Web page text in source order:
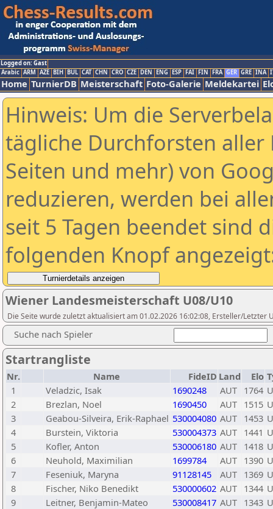
Logged on: Gast
Arabic ARM AZE BIH BUL CAT CHN CRO CZE DEN ENG ESP FAI FIN FRA GER GRE INA
Home TurnierDB Meisterschaft Foto-Galerie Meldekartei
Hinweis: Um die
tägliche Durchforsten aller
Seiten und mehr) von
reduzieren, werden bei
seit 5 Tagen beendet sind
folgenden Knopf
Wiener Landesmeisterschaft U08/U10
Die Seite wurde zuletzt aktualisiert am 01.02.2026 16:02:08, Ersteller/Letzter
Suche nach Spieler
Startrangliste
Nr. Name FideID Land Elo
1
Veladzic, Isak 1690248 AUT 1764
2
Brezlan, Noel 1690450 AUT 1515
3
Geabou-Silveira, Erik-Raphael 530004080 AUT 1453
4
Burstein, Viktoria 530004373 AUT 1441
5
Kofler, Anton 530006180 AUT 1418
6
Neuhold, Maximilian 1699784 AUT 1390
7
Feseniuk, Maryna 91128145 AUT 1369
8
Fischer, Niko Benedikt 530000602 AUT 1344
9
Leitner, Benjamin-Mateo 530008417 AUT 1343